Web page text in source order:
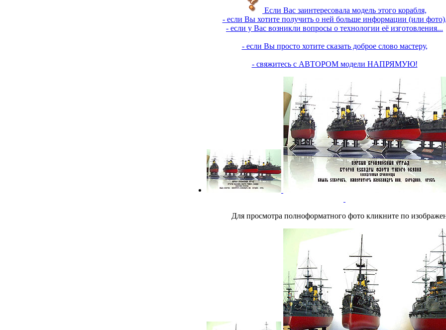
Если Вас заинтересовала модель этого корабля,
- если Вы хотите получить о ней больше информации (или
- если у Вас возникли вопросы о технологии её изготовления...
- если Вы просто хотите сказать доброе слово мастеру,
- свяжитесь с АВТОРОМ модели НАПРЯМУЮ!
Для просмотра полноформатного фото кликните по